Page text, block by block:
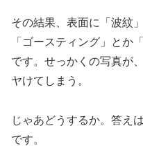
その結果、表面に「波紋
「ゴースティング」とか
です。せっかくの写真が
ヤけてしまう。
じゃあどうするか。答え
です。